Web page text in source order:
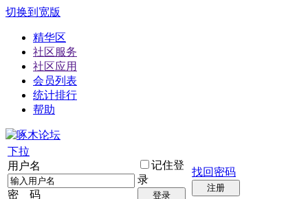
切换到宽版
精华区
社区服务
社区应用
会员列表
统计排行
帮助
下拉
用户名
密 码
记住登
录
登录
找回密码
注册